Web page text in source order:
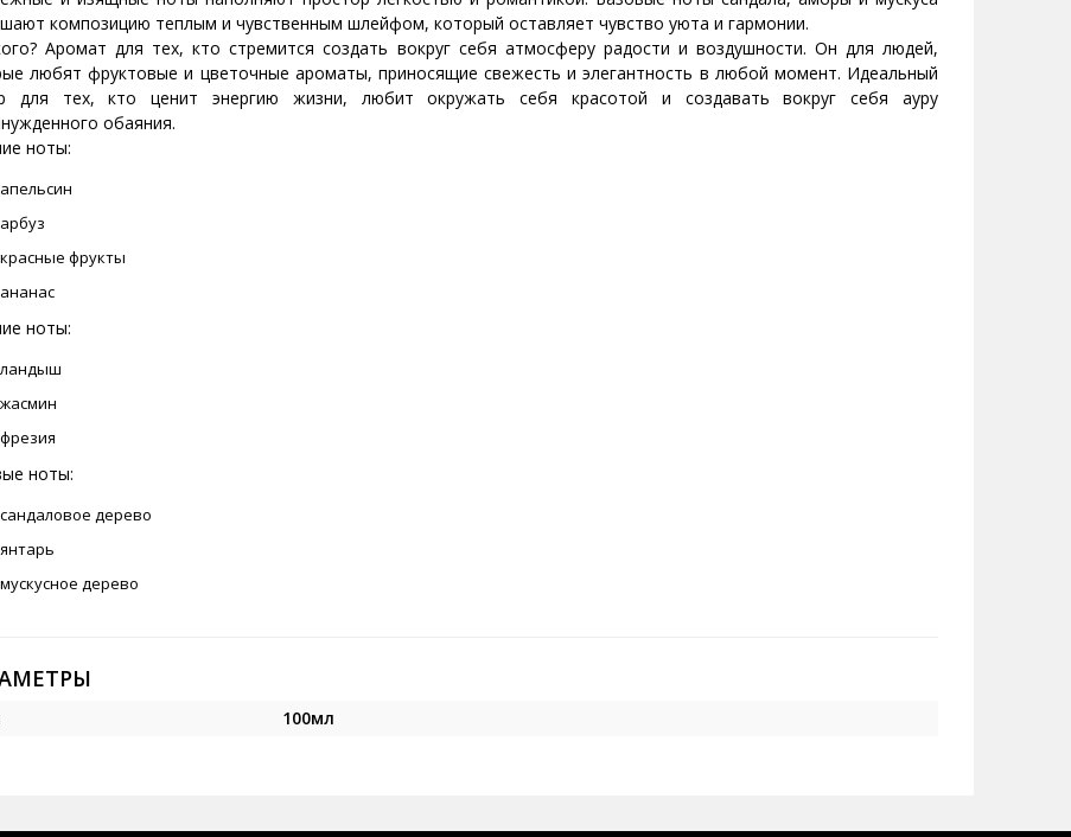
композицию теплым и чувственным шлейфом, который оставляет чувство уюта и гармонии.
Аромат для тех, кто стремится создать вокруг себя атмосферу радости и воздушности. Он для людей,
любят фруктовые и цветочные ароматы, приносящие свежесть и элегантность в любой момент. Идеальный
для тех, кто ценит энергию жизни, любит окружать себя красотой и создавать вокруг себя ауру
обаяния.
ноты:
апельсин
арбуз
красные фрукты
ананас
ноты:
ландыш
жасмин
фрезия
ноты:
сандаловое дерево
янтарь
мускусное дерево
100мл